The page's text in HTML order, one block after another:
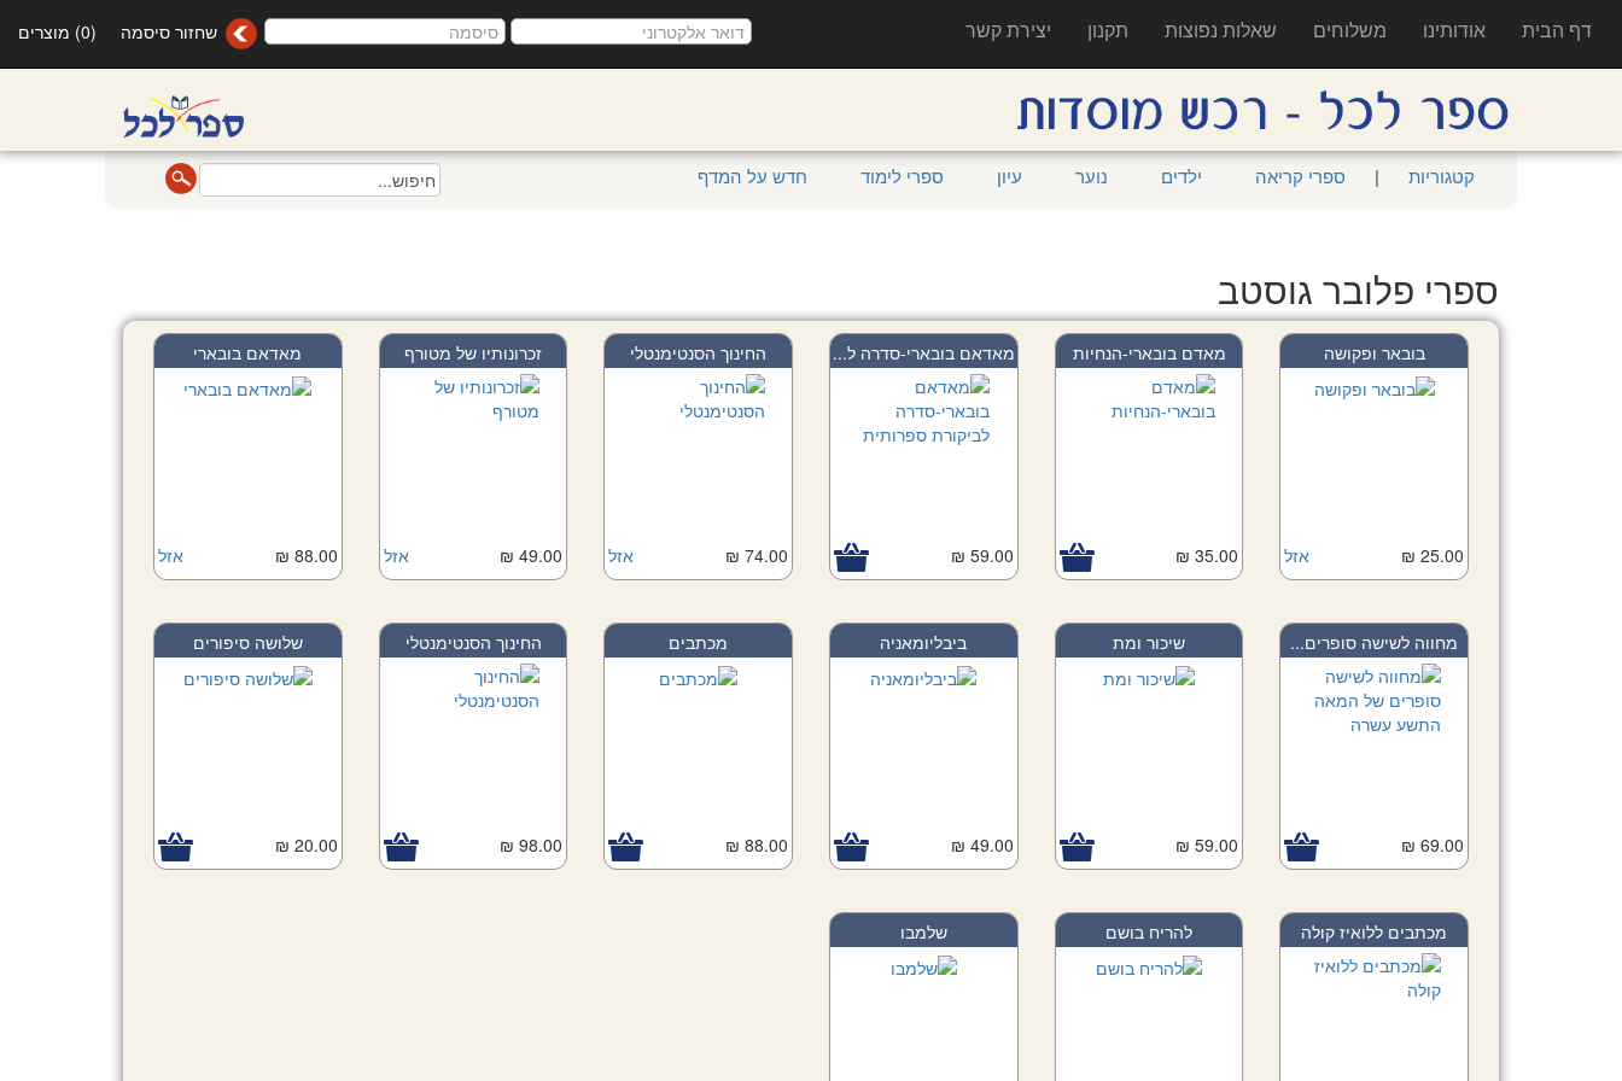
דף הבית אודותינו משלוחים שאלות נפוצות תקנון יצירת קשר שחזור סיסמה (0) מוצרים
קטגוריות | ספרי קריאה ילדים נוער עיון ספרי לימוד חדש על המדף
ספרי פלובר גוסטב
בובאר ופקושה
אזל 25.00 ₪
מאדם בובארי-הנחיות
35.00 ₪
מאדאם בובארי-סדרה ל...
59.00 ₪
החינוך הסנטימנטלי
אזל 74.00 ₪
זכרונותיו של מטורף
אזל 49.00 ₪
מאדאם בובארי
אזל 88.00 ₪
מחווה לשישה סופרים...
69.00 ₪
שיכור ומת
59.00 ₪
ביבליומאניה
49.00 ₪
מכתבים
88.00 ₪
החינוך הסנטימנטלי
98.00 ₪
שלושה סיפורים
Add to Cart
20.00 ₪
מכתבים ללואיז קולה להריח בושם שלמבו